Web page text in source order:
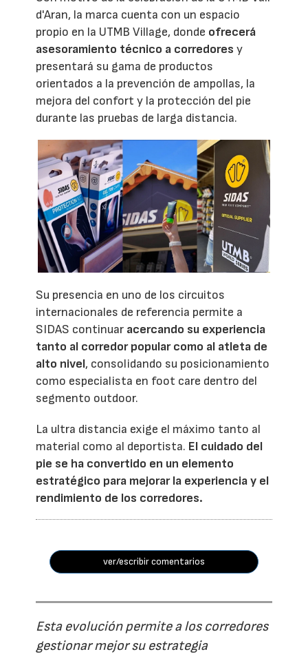
d'Aran, la marca cuenta con un espacio
propio en la UTMB Village, donde ofrecerá
asesoramiento técnico a corredores y
presentará su gama de productos
orientados a la prevención de ampollas, la
mejora del confort y la protección del pie
durante las pruebas de larga distancia.
Su presencia en uno de los circuitos
internacionales de referencia permite a
SIDAS continuar acercando su experiencia
tanto al corredor popular como al atleta de
alto nivel, consolidando su posicionamiento
como especialista en foot care dentro del
segmento outdoor.
La ultra distancia exige el máximo tanto al
material como al deportista. El cuidado del
pie se ha convertido en un elemento
estratégico para mejorar la experiencia y el
rendimiento de los corredores.
ver/escribir comentarios
Esta evolución permite a los corredores
gestionar mejor su estrategia